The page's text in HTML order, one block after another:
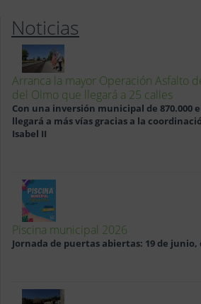
Noticias
Arranca la mayor Operación Asfalto
del Olmo que llegará a 25 calles
Con una inversión municipal de 870.000
llegará a más vías gracias a la
Isabel II
Piscina municipal 2026
Jornada de puertas abiertas: 19 de junio,